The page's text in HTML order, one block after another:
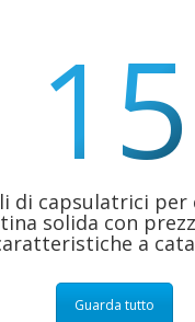
15
di capsulatrici per
solida con
a
Guarda tutto